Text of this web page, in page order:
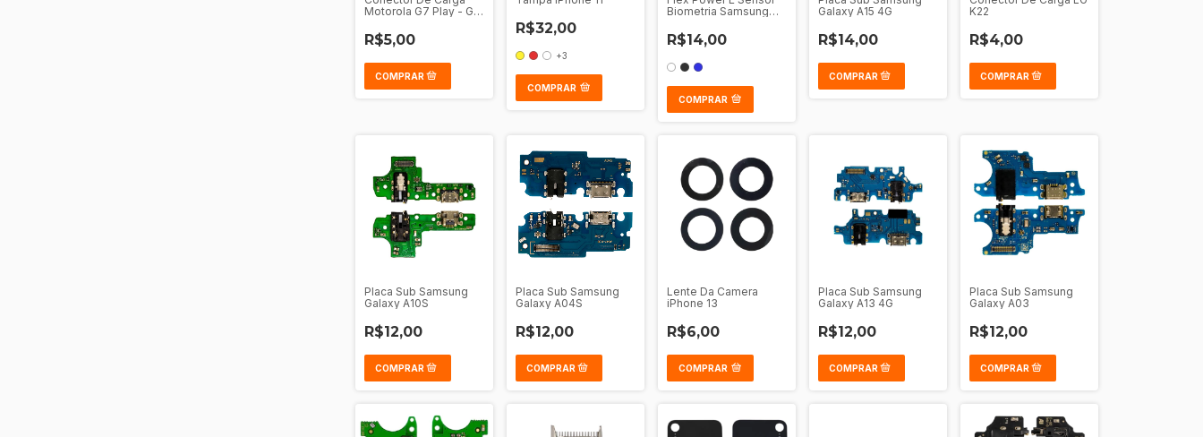
Motorola G7 Play - G8
G31 - G60S - One
Action - One Vision
R$5,00
R$32,00
+3
COMPRAR
Biometria Samsung
- M13 - M22
R$14,00
COMPRAR
Galaxy A15 4G
R$14,00
K22
R$4,00
Placa Sub Samsung
Galaxy A10S
R$12,00
Placa Sub Samsung
Galaxy A04S
R$12,00
Lente Da Camera
iPhone 13
R$6,00
COMPRAR
Placa Sub Samsung
Galaxy A13 4G
R$12,00
Placa Sub Samsung
Galaxy A03
R$12,00